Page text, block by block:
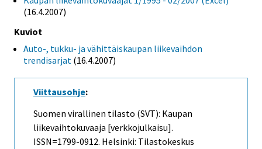
(16.4.2007)
Kuviot
Auto-, tukku- ja vähittäiskaupan liikevaihdon
trendisarjat (16.4.2007)
Viittausohje:
Suomen virallinen tilasto (SVT): Kaupan
liikevaihtokuvaaja [verkkojulkaisu].
ISSN=1799-0912. Helsinki: Tilastokeskus